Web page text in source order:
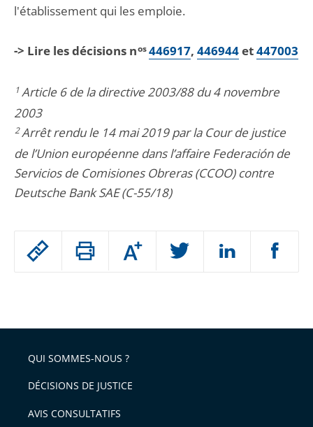
Passer
arriver
après
Augmenter
ou
l'article
pour
avant
l'établissement qui les emploie.
-> Lire les décisions nos446917, 446944et447003
1Article 6 de la directive 2003/88 du 4 novembre
2003
2Arrêt rendu le 14 mai 2019 par la Cour de justice
de l’Union européenne dans l’affaire Federación de
Servicios de Comisiones Obreras (CCOO) contre
Deutsche Bank SAE (C-55/18)
QUI SOMMES-NOUS ?
DÉCISIONS DE JUSTICE
AVIS CONSULTATIFS